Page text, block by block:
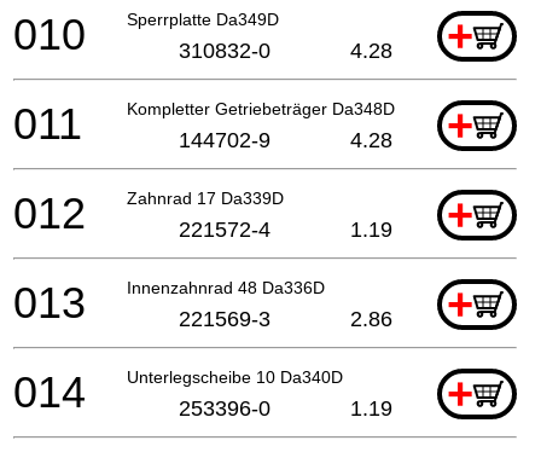
Sperrplatte Da349D +
010 310832-0 4.28
Kompletter Getriebeträger Da348D +
011 144702-9 4.28
Zahnrad 17 Da339D +
012 221572-4 1.19
Innenzahnrad 48 Da336D +
013 221569-3 2.86
Unterlegscheibe 10 Da340D +
014 253396-0 1.19